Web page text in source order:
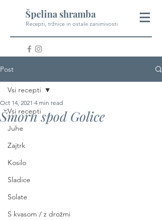
Špelina shramba
Recepti, tržnice in ostale zanimivosti
Post
Vsi recepti
Juhe
Zajtrk
Kosilo
Sladice
Solate
S kvasom / z drožmi
Vsi recepti
Šmorn spod Golice
Oct 14, 2021 4 min read